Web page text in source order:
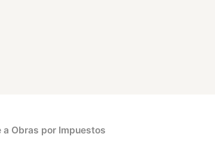
Obras por Impuestos